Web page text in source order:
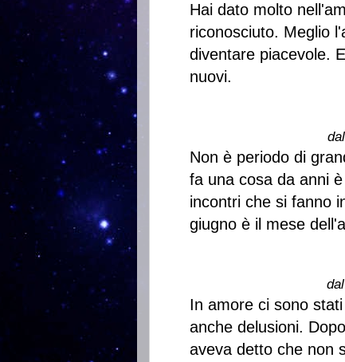
Hai dato molto
riconosciuto. Meglio
diventare piacevole.
nuovi.
Non è periodo di
fa una cosa da anni
incontri che si fanno
giugno è il mese
In amore ci sono
anche delusioni.
aveva detto che non